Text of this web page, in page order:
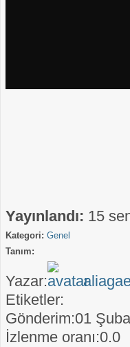
Yayınlandı: 15
Kategori: Genel
Tanım:
Yazar:
Etiketler:
Gönderim:01
İzlenme oranı:0.0